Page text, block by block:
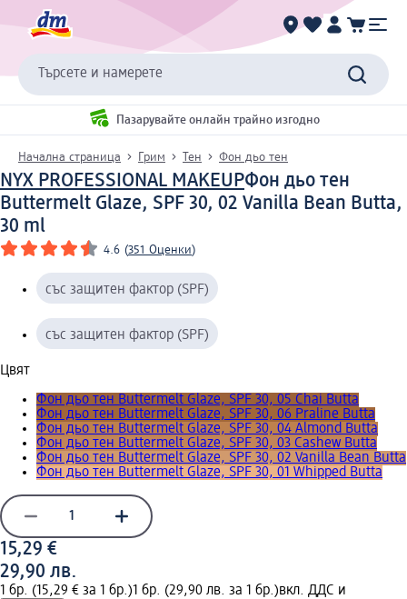
Търсете и намерете
Пазарувайте онлайн трайно изгодно
Начална страница Грим Тен Фон дьо тен
NYX PROFESSIONAL MAKEUPФон дьо тен
Buttermelt Glaze, SPF 30, 02 Vanilla Bean Butta,
30 ml
4.6 (351 Оценки)
със защитен фактор (SPF)
със защитен фактор (SPF)
Цвят
Фон дьо тен Buttermelt Glaze, SPF 30, 05 Chai Butta
Фон дьо тен Buttermelt Glaze, SPF 30, 06 Praline Butta
Фон дьо тен Buttermelt Glaze, SPF 30, 04 Almond Butta
Фон дьо тен Buttermelt Glaze, SPF 30, 03 Cashew Butta
Фон дьо тен Buttermelt Glaze, SPF 30, 02 Vanilla Bean Butta
Фон дьо тен Buttermelt Glaze, SPF 30, 01 Whipped Butta
15,29 €
29,90 лв.
1 бр. (15,29 € за 1 бр.)1 бр. (29,90 лв. за 1 бр.)вкл. ДДС и